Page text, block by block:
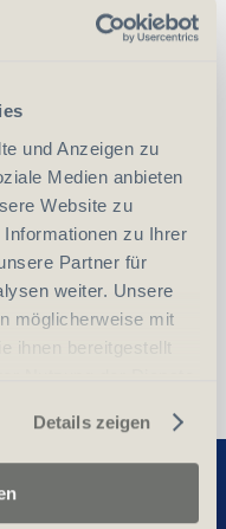
und Anzeigen zu
Medien anbieten
Website zu
zu Ihrer
Partner für
weiter. Unsere
möglicherweise mit
ihnen bereitgestellt
Details zeigen
-
In den Warenkorb
Produkte